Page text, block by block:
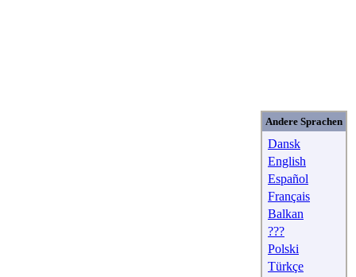
Andere Sprachen
Dansk
English
Español
Français
Balkan
???
Polski
Türkçe